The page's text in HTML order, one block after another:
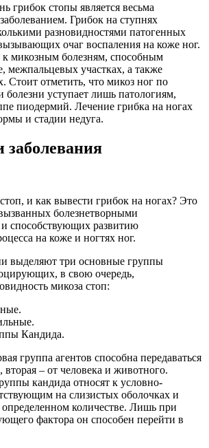
грибок стопы является весьма
Грибок на ступнях
разновидностями патогенных
очаг воспаления на коже ног.
микозным болезням, способным
межпальцевых участках, а также
Стоит отметить, что микоз ног по
болезни уступает лишь патологиям,
пиодермий. Лечение грибка на ногах
и стадии недуга.
заболевания
и как вывести грибок на ногах? Это
болезнетворными
способствующих развитию
на коже и ногтях ног.
выделяют три основные группы
в свою очередь,
микоза стоп:
Кандида.
группа агентов способна передаваться
вторая – от человека и животного.
кандида относят к условно-
на слизистых оболочках и
количестве. Лишь при
фактора он способен перейти в